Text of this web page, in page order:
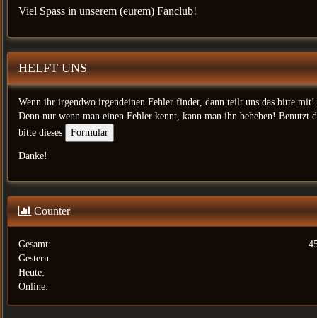
Viel Spass in unserem (eurem) Fanclub!
HELFT UNS
Wenn ihr irgendwo irgendeinen Fehler findet, dann teilt uns das bitte mit!
Denn nur wenn man einen Fehler kennt, kann man ihn beheben! Benutzt
bitte dieses
Danke!
Counter
Gesamt:
Gestern:
Heute:
Online: